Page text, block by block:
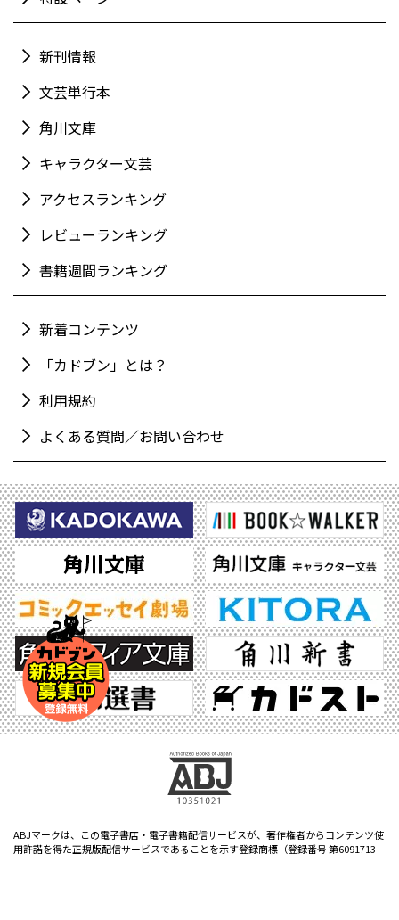
新刊情報
文芸単行本
角川文庫
キャラクター文芸
アクセスランキング
レビューランキング
書籍週間ランキング
新着コンテンツ
「カドブン」とは？
利用規約
よくある質問／お問い合わせ
ABJマークは、この電子書店・電子書籍配信サービスが、著作権者からコンテンツ使
用許諾を得た正規版配信サービスであることを示す登録商標（登録番号 第6091713